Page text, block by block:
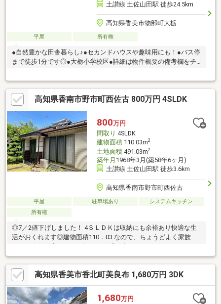
土讃線 土佐山田駅 徒歩24.5km
高知県香美市物部町大栃
平屋 所有権
●自然豊かな田舎暮らし♪●セカンドハウスや趣味用にも！●バス停
まで徒歩1分です◎●大栃小学校区●詳細は物件概要の備考欄をチ
高知県香南市野市町西佐古 800万円 4SLDK
800万円
間取り 4SLDK
建物面積110.03m2
土地面積491.03m2
築年月 1968年3月(築58年6ヶ月)
土讃線 土佐山田駅 徒歩3.6km
高知県香南市野市町西佐古
平屋 駐車場あり
システムキッチン
所有権
◎7／2値下げしました！ 4ＳＬＤＫは収納にも余裕あり快適な生
活がおくれます◎建物面積110．03 なので、ちょうどよく家族向
当社スタッフへと
高知県香美市香北町美良布 1,680万円 3DK
1,680万円